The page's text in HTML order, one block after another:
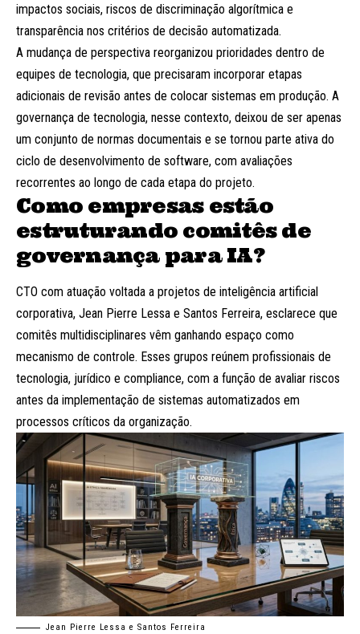
impactos sociais, riscos de discriminação algorítmica e
transparência nos critérios de decisão automatizada.
A mudança de perspectiva reorganizou prioridades dentro de
equipes de tecnologia, que precisaram incorporar etapas
adicionais de revisão antes de colocar sistemas em produção. A
governança de tecnologia, nesse contexto, deixou de ser apenas
um conjunto de normas documentais e se tornou parte ativa do
ciclo de desenvolvimento de software, com avaliações
recorrentes ao longo de cada etapa do projeto.
Como empresas estão
estruturando comitês de
governança para IA?
CTO com atuação voltada a projetos de inteligência artificial
corporativa, Jean Pierre Lessa e Santos Ferreira, esclarece que
comitês multidisciplinares vêm ganhando espaço como
mecanismo de controle. Esses grupos reúnem profissionais de
tecnologia, jurídico e compliance, com a função de avaliar riscos
antes da implementação de sistemas automatizados em
processos críticos da organização.
Jean Pierre Lessa e Santos Ferreira